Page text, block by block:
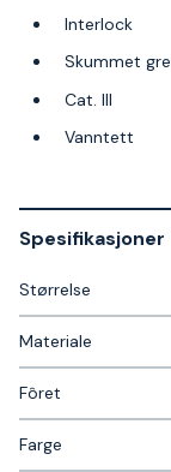
Interlock
Skummet
Cat. III
Vanntett
Spesifikasjoner
Størrelse
Materiale
Fôret
Farge